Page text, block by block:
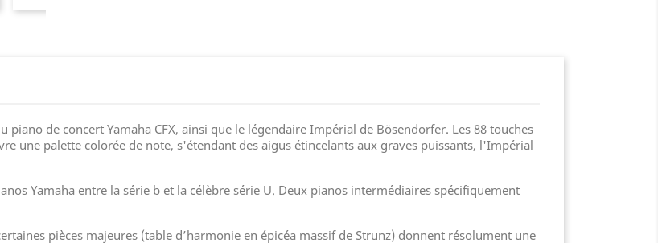
piano de concert Yamaha CFX, ainsi que le légendaire Impérial de Bösendorfer. Les 88 touches
une palette colorée de note, s'étendant des aigus étincelants aux graves puissants, l'Impérial
Yamaha entre la série b et la célèbre série U. Deux pianos intermédiaires spécifiquement
pièces majeures (table d’harmonie en épicéa massif de Strunz) donnent résolument une